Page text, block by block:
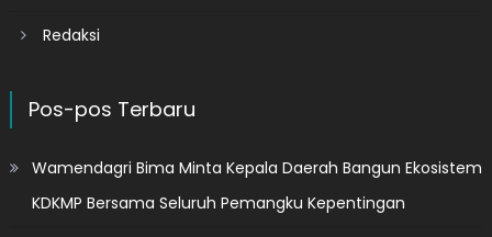
Redaksi
Pos-pos Terbaru
Wamendagri Bima Minta Kepala Daerah Bangun Ekosistem
KDKMP Bersama Seluruh Pemangku Kepentingan